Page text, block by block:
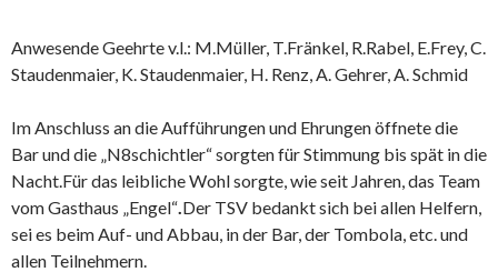
Anwesende Geehrte v.l.: M.Müller, T.Fränkel, R.Rabel, E.Frey, C.
Staudenmaier, K. Staudenmaier, H. Renz, A. Gehrer, A. Schmid
Im Anschluss an die Aufführungen und Ehrungen öffnete die
Bar und die „N8schichtler“ sorgten für Stimmung bis spät in die
Nacht.Für das leibliche Wohl sorgte, wie seit Jahren, das Team
vom Gasthaus „Engel“ Der TSV bedankt sich bei allen Helfern,
sei es beim Auf- und Abbau, in der Bar, der Tombola, etc. und
allen Teilnehmern.